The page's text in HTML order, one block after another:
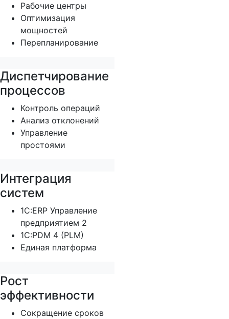
Рабочие центры
Оптимизация
мощностей
Перепланирование
Диспетчирование
процессов
Контроль операций
Анализ отклонений
Управление
простоями
Интеграция
систем
1С:ERP Управление
предприятием 2
1С:PDM 4 (PLM)
Единая платформа
Рост
эффективности
Сокращение сроков